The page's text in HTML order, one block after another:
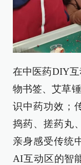
在中医药DIY
物书签、艾草
识中药功效；
捣药、搓药丸
亲身感受传统
AI互动区的智